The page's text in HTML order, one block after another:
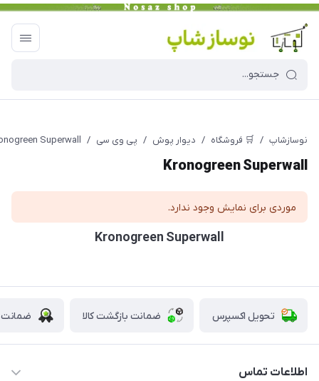
نوسازشاپ / 🛒 فروشگاه / دیوار پوش / پی وی سی /
Superwall
Kronogreen Superwall
موردی برای نمایش وجود ندارد.
Kronogreen Superwall
تحویل اکسپرس ضمانت بازگشت کالا ضمانت
اطلاعات تماس